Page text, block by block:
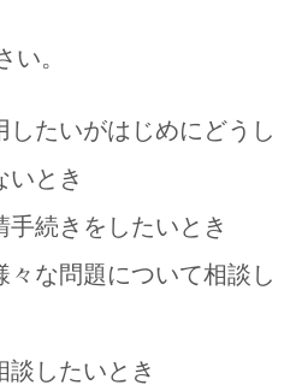
い。
たいがはじめにどうし
いとき
続きをしたいとき
々な問題について相談し
談したいとき